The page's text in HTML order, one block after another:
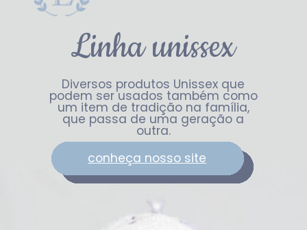
Linha unissex
Diversos produtos Unissex que
podem ser usados também como
um item de tradição na família,
que passa de uma geração a
outra.
conheça nosso site